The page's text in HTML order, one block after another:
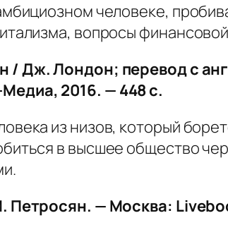
человеке,
вопросы
/Дж. Лондон; перевод с
2016. — 448с.
из низов, который
в высшее общество
— Москва: